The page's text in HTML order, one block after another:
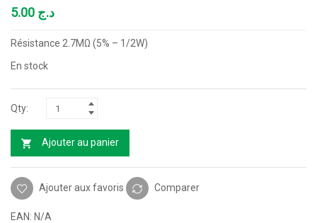
د.ج
Résistance 2.7MΩ (5% – 1/2W)
En stock
Ajouter au panier
Ajouter aux favoris Comparer
EAN: N/A